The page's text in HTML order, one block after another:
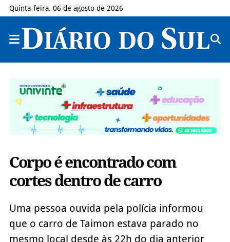
Quinta-feira, 06 de agosto de 2026
Corpo é encontrado com
cortes dentro de carro
Uma pessoa ouvida pela polícia informou
que o carro de Taimon estava parado no
mesmo local desde às 22h do dia anterior